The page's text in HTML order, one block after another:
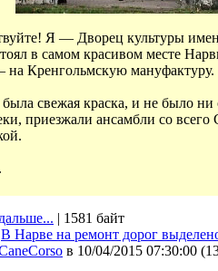
Я — Дворец культуры
в самом красивом месте
Кренгольмскую мануфактуру.
свежая краска, и не было
приезжали ансамбли со
| 1581 байт
В Нарве на ремонт дорог
в 10/04/2015 07:30:00 (